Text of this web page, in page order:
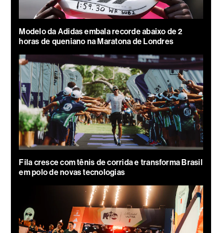
Modelo da Adidas embala recorde abaixo de 2
horas de queniano na Maratona de Londres
Fila cresce com tênis de corrida e transforma Brasil
em polo de novas tecnologias